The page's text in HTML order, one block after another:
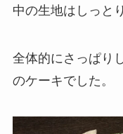
中の生地はしっと
全体的にさっぱり
のケーキでした。